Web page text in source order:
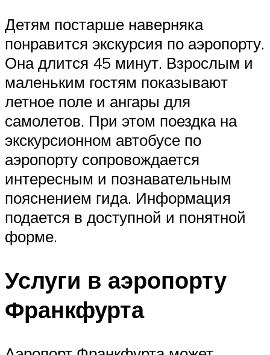
Детям постарше наверняка
понравится экскурсия по аэропорту.
Она длится 45 минут. Взрослым и
маленьким гостям показывают
летное поле и ангары для
самолетов. При этом поездка на
экскурсионном автобусе по
аэропорту сопровождается
интересным и познавательным
пояснением гида. Информация
подается в доступной и понятной
форме.
Услуги в аэропорту
Франкфурта